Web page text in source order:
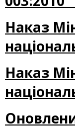
Наказ
Наказ